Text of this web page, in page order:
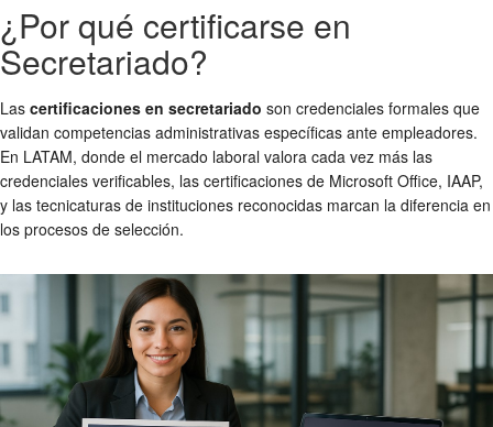
¿Por qué certificarse en
Secretariado?
Las certificaciones en secretariado son credenciales formales que
validan competencias administrativas específicas ante empleadores.
En LATAM, donde el mercado laboral valora cada vez más las
credenciales verificables, las certificaciones de Microsoft Office, IAAP,
y las tecnicaturas de instituciones reconocidas marcan la diferencia en
los procesos de selección.